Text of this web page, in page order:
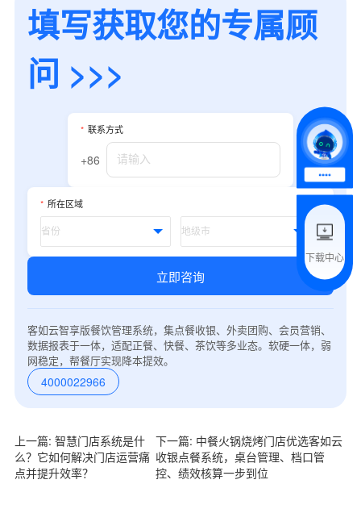
填写获取您的专属顾
问 >>>
* 联系方式
+86
* 所在区域
立即咨询
客如云智享版餐饮管理系统，集点餐收银、外卖团购、会员营销、
数据报表于一体，适配正餐、快餐、茶饮等多业态。软硬一体，弱
网稳定，帮餐厅实现降本提效。
4000022966
上一篇: 智慧门店系统是什
么？它如何解决门店运营痛
点并提升效率？
下一篇: 中餐火锅烧烤门店优选客如云
收银点餐系统，桌台管理、档口管
控、绩效核算一步到位
下载中心
联系方式
所属业态
附加留言
预约试用